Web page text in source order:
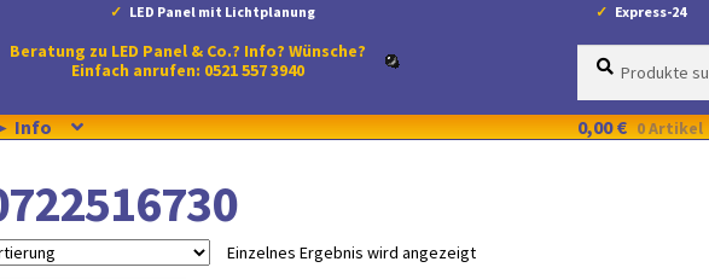
LED Panel mit Lichtplanung Express-24
Beratung zu LED Panel & Co.? Info? Wünsche?
Einfach anrufen: 0521 557 3940
Suche
Suchen
Info 0,00€ 0 Artikel
Einzelnes Ergebnis wird angezeigt